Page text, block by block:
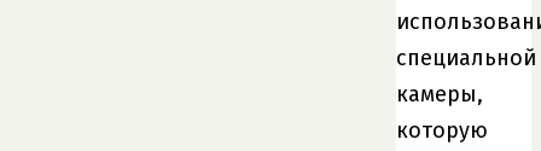
специальной
камеры,
которую